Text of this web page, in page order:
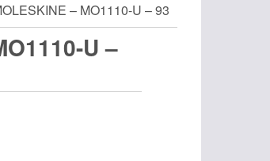
– MO1110-U – 93
U –